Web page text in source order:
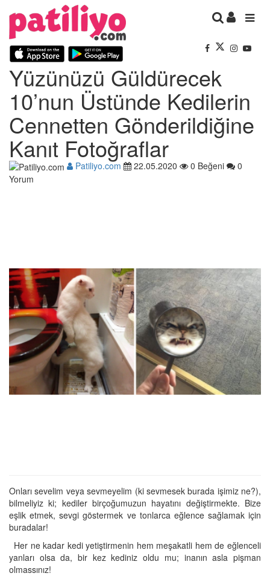
Yüzünüzü Güldürecek
10’nun Üstünde Kedilerin
Cennetten Gönderildiğine
Kanıt Fotoğraflar
Patiliyo.com 22.05.2020 0 Beğeni
0
Yorum
Onları sevelim veya sevmeyelim (ki sevmesek burada işimiz ne?),
bilmeliyiz ki; kediler birçoğumuzun hayatını değiştirmekte. Bize
eşlik etmek, sevgi göstermek ve tonlarca eğlence sağlamak için
buradalar!
Her ne kadar kedi yetiştirmenin hem meşakatli hem de eğlenceli
yanları olsa da, bir kez kediniz oldu mu; inanın asla pişman
olmassınız!